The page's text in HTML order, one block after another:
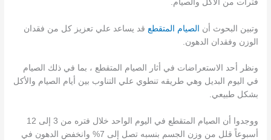
فترات من الأكل والصيام.
وتبين البحوث أن الصيام المتقطع قد يساعد علي تعزيز كل من فقدان
الوزن وفقدان الدهون.
ونظر أحد الاستعراضات في أثار الصيام المتقطع ، بما في ذلك الصيام
في اليوم البديل وهي طريقه تنطوي علي التناوب بين أيام الصيام والأكل
بشكل طبيعي.
ووجدوا أن الصيام المتقطع في اليوم الواحد خلال فتره من 3 إلى 12
أسبوعاً قلل من وزن الجسم بنسبه تصل إلى 7% وانخفض الدهون في